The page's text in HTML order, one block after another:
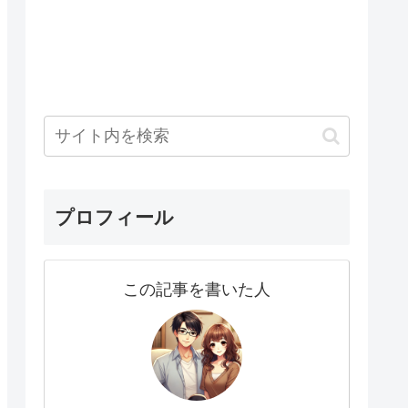
プロフィール
この記事を書いた人